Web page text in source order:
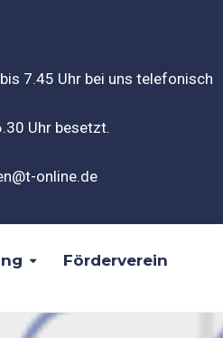
7.45 Uhr bei uns telefonisch
Uhr besetzt.
online.de
Förderverein